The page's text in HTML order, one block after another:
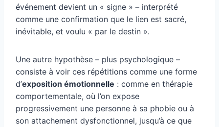
événement devient un « signe » – interprété
comme une confirmation que le lien est sacré,
inévitable, et voulu « par le destin ».
Une autre hypothèse – plus psychologique –
consiste à voir ces répétitions comme une forme
d’exposition émotionnelle : comme en thérapie
comportementale, où l’on expose
progressivement une personne à sa phobie ou à
son attachement dysfonctionnel, jusqu’à ce que